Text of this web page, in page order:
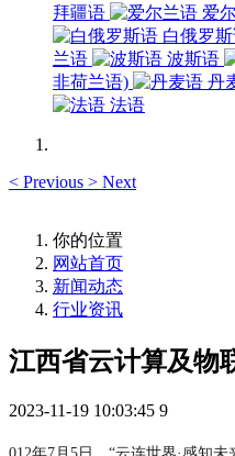
拜疆语
爱
白俄罗
兰语
波斯语
非荷兰语)
丹
法语
< Previous > Next
你的位置
网站首页
新闻动态
行业资讯
江西省云计算及物
2023-11-19 10:03:45 9